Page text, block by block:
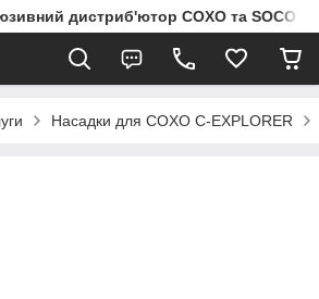
дистриб'ютор COXO та SOCO в
Насадки для COXO C-EXPLORER